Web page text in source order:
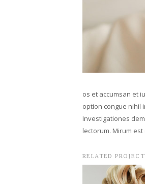
os et accumsan et
option congue nihil
Investigationes
lectorum. Mirum
RELATED